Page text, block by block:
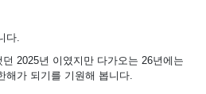
다.
2025년 이였지만 다가오는 26년에는
해가 되기를 기원해 봅니다.